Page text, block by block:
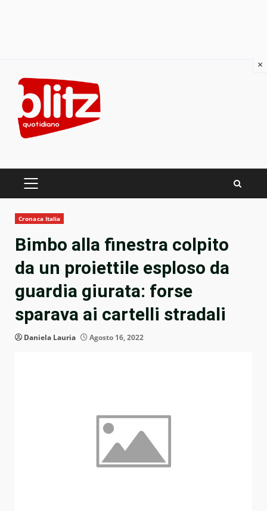
content
PRIMARY
Cronaca Italia
Bimbo alla finestra colpito
da un proiettile esploso da
guardia giurata: forse
sparava ai cartelli stradali
Daniela Lauria Agosto 16, 2022
×